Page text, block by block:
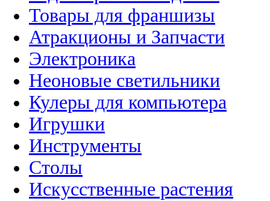
Товары для франшизы
Атракционы и Запчасти
Электроника
Неоновые светильники
Кулеры для компьютера
Игрушки
Инструменты
Столы
Искусственные растения